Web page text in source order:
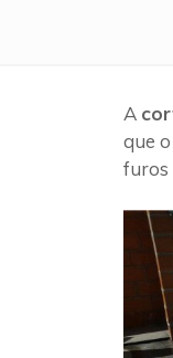
A
que
furos